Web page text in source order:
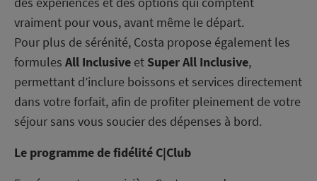
vraiment pour vous, avant même le départ.
Pour plus de sérénité, Costa propose également les
formules All Inclusive et Super All Inclusive,
permettant d’inclure boissons et services directement
dans votre forfait, afin de profiter pleinement de votre
séjour sans vous soucier des dépenses à bord.
Le programme de fidélité C|Club